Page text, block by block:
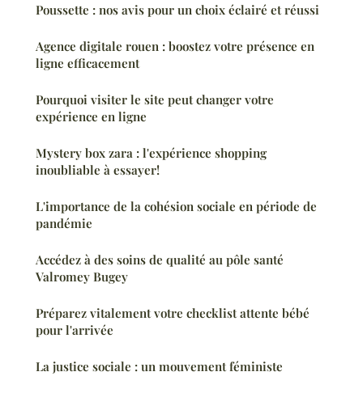
Poussette : nos avis pour un choix éclairé et réussi
Agence digitale rouen : boostez votre présence en
ligne efficacement
Pourquoi visiter le site peut changer votre
expérience en ligne
Mystery box zara : l'expérience shopping
inoubliable à essayer!
L'importance de la cohésion sociale en période de
pandémie
Accédez à des soins de qualité au pôle santé
Valromey Bugey
Préparez vitalement votre checklist attente bébé
pour l'arrivée
La justice sociale : un mouvement féministe